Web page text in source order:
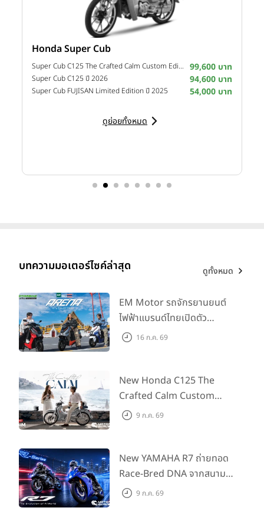
นายนคร วิมลจิตรสอาด ผู้จัดการทั่วไป
สายงานการสื่อสารการตลาดและกิจกรรม บริษัท ไทยฮอนด้า
สำหรับการแข่งขัน“กรมพลศึกษา เดลินิวส์ คัพ 2026”
เกิน 16 ปี ประเภท ก โดยมีทีมชั้นนำระดับนักเรียนจากทั่วประเทศ
เข้าร่วมแข่งขันรวม 32 ทีม แบ่งเป็นรุ่น 18 ปี ก จำนวน 16 ทีม และ
รุ่น 16 ปี ก อีก 16 ทีม ซึ่งจะแข่งขันระหว่าง มิถุนายน – กันยายน
2569 และเปิดสนามนัดแรกในวันที่ 16 มิถุนายน 2569 นี้
Honda Super Cub
Super Cub C125 The Crafted Calm Custom Edition ปี 2026 99,600 บาท
Super Cub C125 ปี 2026 94,600 บาท
Super Cub FUJISAN Limited Edition ปี 2025 54,000 บาท
ดูย่อยทั้งหมด
บทความมอเตอร์ไซค์ล่าสุด ดูทั้งหมด
EM Motor รถจักรยานยนต์
ไฟฟ้าแบรนด์ไทยเปิดตัว
ARENA ที่มาในราคาพิเศษ
555 คันแรกรับฟรี Adapter
Type2 ฟรี
16 ก.ค. 69
New Honda C125 The
Crafted Calm Custom
Edition ถ่ายทอดความคลาสสิ
House Flagship Store ทั่ว
ประเทศ
9 ก.ค. 69
New YAMAHA R7 ถ่ายทอด
Race-Bred DNA จากสนาม
แข่งสู่ซูเปอร์สปอร์ตคลาสกลาง
9 ก.ค. 69